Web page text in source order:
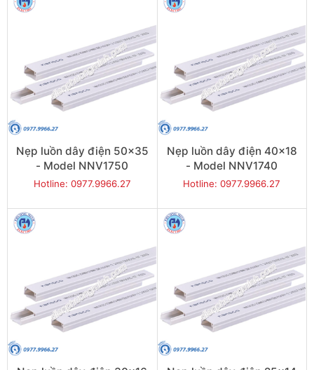
Nẹp luồn dây điện 50x35
- Model NNV1750
Hotline: 0977.9966.27
Nẹp luồn dây điện 40x18
- Model NNV1740
Hotline: 0977.9966.27